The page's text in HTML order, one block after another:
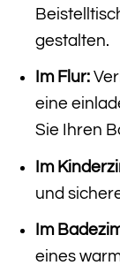
gestalten.
Im Flur:
eine
Sie Ihren
Im
und
Im
eines